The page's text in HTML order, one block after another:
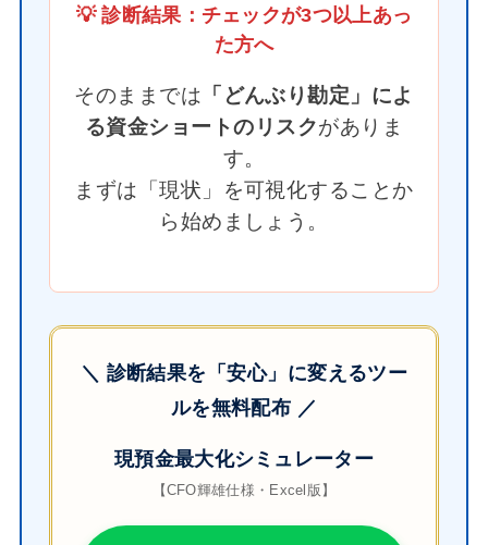
💡 診断結果：チェックが3つ以上あっ
た方へ
そのままでは 「どんぶり勘定」によ
る資金ショートのリスクがありま
す。
まずは「現状」を可視化することか
ら始めましょう。
＼ 診断結果を「安心」に変えるツー
ルを無料配布 ／
現預金最大化シミュレーター
【CFO輝雄仕様・Excel版】